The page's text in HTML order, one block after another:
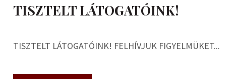
TISZTELT LÁTOGATÓINK!
TISZTELT LÁTOGATÓINK! FELHÍVJUK FIGYELMÜKET...